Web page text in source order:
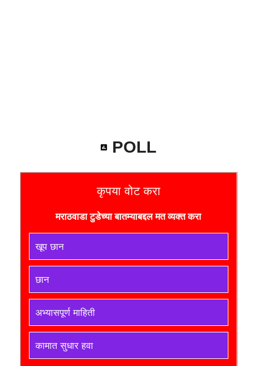
POLL
कृपया वोट करा
मराठवाडा टुडेच्या बातम्याबद्दल मत व्यक्त करा
खूप छान
छान
अभ्यासपूर्ण माहिती
कामात सुधार हवा